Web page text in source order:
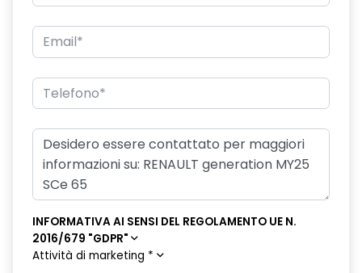
INFORMATIVA AI SENSI DEL REGOLAMENTO UE N.
2016/679 "GDPR"
Attività di marketing *